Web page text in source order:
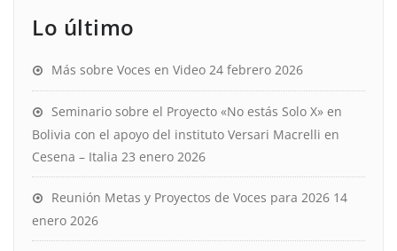
Lo último
Más sobre Voces en Video 24 febrero 2026
Seminario sobre el Proyecto «No estás Solo X» en
Bolivia con el apoyo del instituto Versari Macrelli en
Cesena – Italia 23 enero 2026
Reunión Metas y Proyectos de Voces para 2026 14
enero 2026